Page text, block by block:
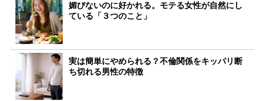
媚びないのに好かれる。モテる女性が自然にし
ている「３つのこと」
実は簡単にやめられる？不倫関係をキッパリ断
ち切れる男性の特徴